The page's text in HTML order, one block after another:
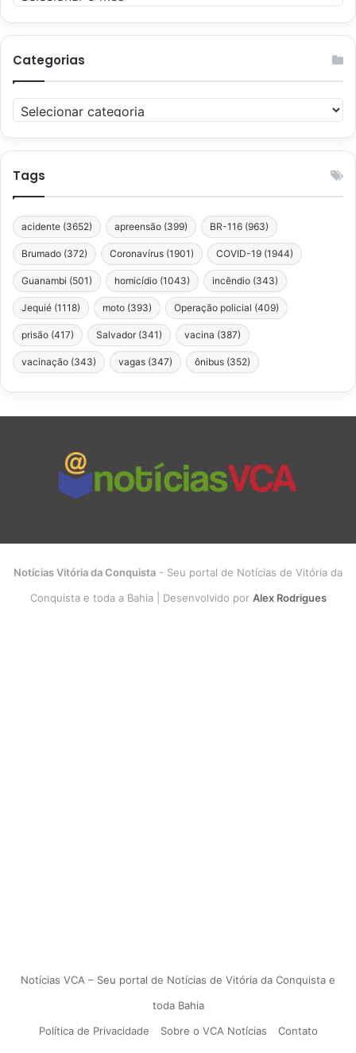
Categorias
Categorias
Tags
acidente (3652) apreensão (399) BR-116 (963)
Brumado (372) Coronavírus (1901) COVID-19 (1944)
Guanambi (501) homicídio (1043) incêndio (343)
Jequié (1118) moto (393) Operação policial (409)
prisão (417) Salvador (341) vacina (387)
vacinação (343) vagas (347) ônibus (352)
Notícias Vitória da Conquista - Seu portal de Notícias de Vitória da
Conquista e toda a Bahia | Desenvolvido por Alex Rodrigues
Notícias VCA – Seu portal de Notícias de Vitória da Conquista e
toda Bahia
Política de Privacidade
Sobre o VCA Notícias Contato